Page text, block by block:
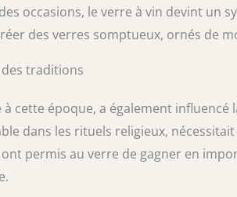
occasions, le verre à vin devint un
des verres somptueux, ornés de
traditions
cette époque, a également
dans les rituels religieux,
permis au verre de gagner en